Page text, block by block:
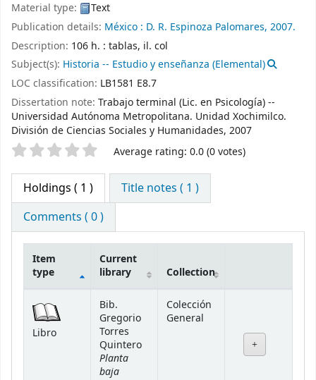
Material type:
Text
Publication details: México : D. R. Espinoza Palomares, 2007.
Description: 106 h. : tablas, il. col
Subject(s): Historia -- Estudio y enseñanza (Elemental)
LOC classification: LB1581 E8.7
Dissertation note: Trabajo terminal (Lic. en Psicología) --
Universidad Autónoma Metropolitana. Unidad Xochimilco.
División de Ciencias Sociales y Humanidades, 2007
Star ratings Average rating: 0.0 (0 votes)
Holdings ( 1 )
Title notes ( 1 )
Comments ( 0 )
Item
type
Current
library
Collection
Libro
Bib.
Gregorio
Torres
Quintero
Planta
baja
Colección
General